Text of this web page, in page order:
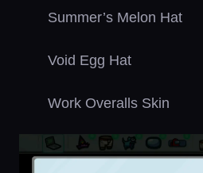
Summer’s Melon Hat
Void Egg Hat
Work Overalls Skin